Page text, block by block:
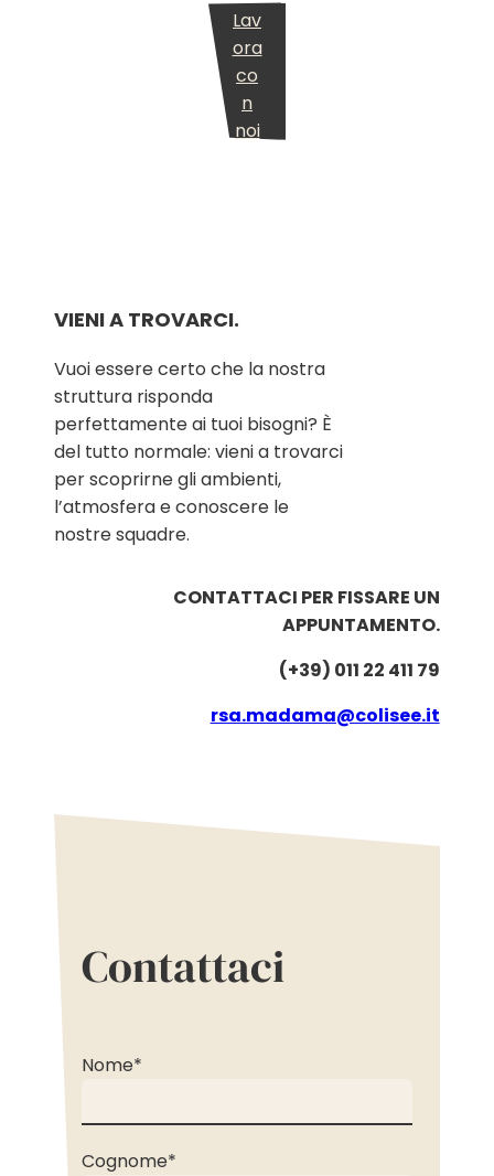
Lav
ora
co
n
noi
VIENI A TROVARCI.
Vuoi essere certo che la nostra
struttura risponda
perfettamente ai tuoi bisogni? È
del tutto normale: vieni a trovarci
per scoprirne gli ambienti,
l’atmosfera e conoscere le
nostre squadre.
CONTATTACI PER FISSARE UN
APPUNTAMENTO.
(+39) 011 22 411 79
rsa.madama@colisee.it
Contattaci
Nome*
Cognome*